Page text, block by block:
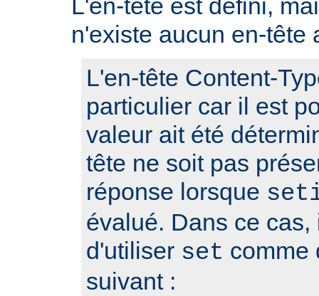
L'en-tête est défini,
n'existe aucun en-tête
L'en-tête Content-
particulier car il est
valeur ait été
tête ne soit pas
réponse lorsque
évalué. Dans ce
d'utiliser set comme
suivant :